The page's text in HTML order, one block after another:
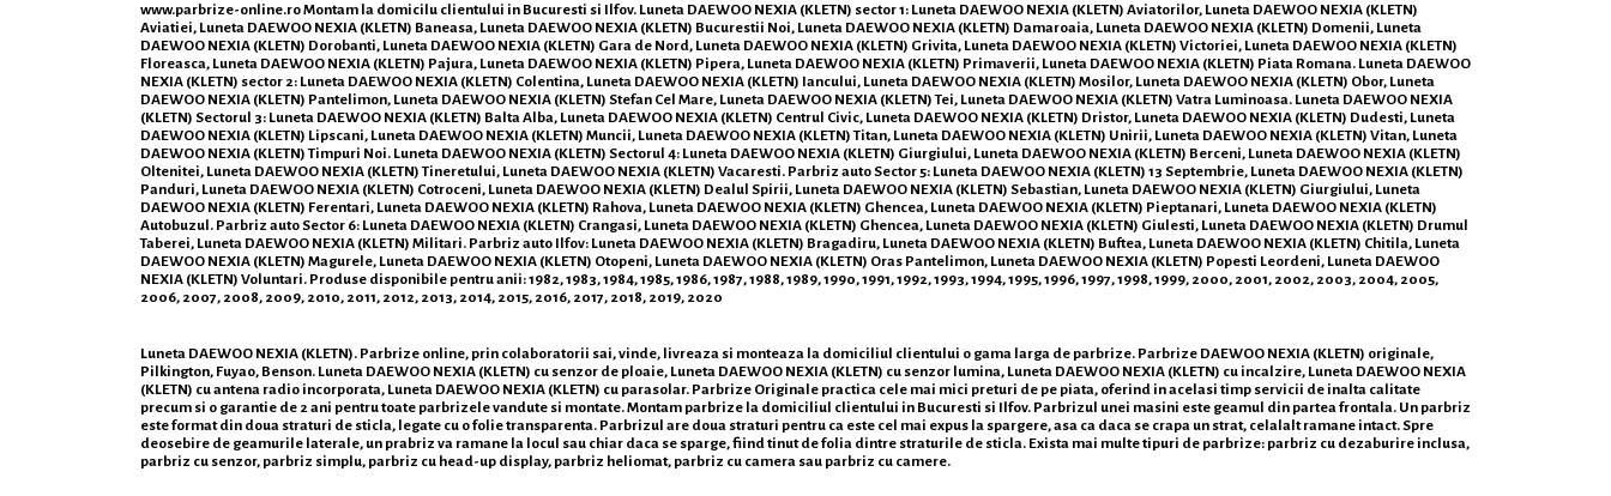
www.parbrize-online.roMontam la domicilu clientului in Bucuresti si Ilfov. Luneta DAEWOO NEXIA (KLETN) sector 1: Luneta DAEWOO NEXIA (KLETN) Aviatorilor, Luneta DAEWOO NEXIA (KLETN)
Aviatiei, Luneta DAEWOO NEXIA (KLETN) Baneasa, Luneta DAEWOO NEXIA (KLETN) Bucurestii Noi, Luneta DAEWOO NEXIA (KLETN) Damaroaia, Luneta DAEWOO NEXIA (KLETN) Domenii, Luneta
DAEWOO NEXIA (KLETN) Dorobanti, Luneta DAEWOO NEXIA (KLETN) Gara de Nord, Luneta DAEWOO NEXIA (KLETN) Grivita, Luneta DAEWOO NEXIA (KLETN) Victoriei, Luneta DAEWOO NEXIA (KLETN)
Floreasca, Luneta DAEWOO NEXIA (KLETN) Pajura, Luneta DAEWOO NEXIA (KLETN) Pipera, Luneta DAEWOO NEXIA (KLETN) Primaverii, Luneta DAEWOO NEXIA (KLETN) Piata Romana. Luneta DAEWOO
NEXIA (KLETN) sector 2: Luneta DAEWOO NEXIA (KLETN) Colentina, Luneta DAEWOO NEXIA (KLETN) Iancului, Luneta DAEWOO NEXIA (KLETN) Mosilor, Luneta DAEWOO NEXIA (KLETN) Obor, Luneta
DAEWOO NEXIA (KLETN) Pantelimon, Luneta DAEWOO NEXIA (KLETN) Stefan Cel Mare, Luneta DAEWOO NEXIA (KLETN) Tei, Luneta DAEWOO NEXIA (KLETN) Vatra Luminoasa. Luneta DAEWOO NEXIA
(KLETN) Sectorul 3: Luneta DAEWOO NEXIA (KLETN) Balta Alba, Luneta DAEWOO NEXIA (KLETN) Centrul Civic, Luneta DAEWOO NEXIA (KLETN) Dristor, Luneta DAEWOO NEXIA (KLETN) Dudesti, Luneta
DAEWOO NEXIA (KLETN) Lipscani, Luneta DAEWOO NEXIA (KLETN) Muncii, Luneta DAEWOO NEXIA (KLETN) Titan, Luneta DAEWOO NEXIA (KLETN) Unirii, Luneta DAEWOO NEXIA (KLETN) Vitan, Luneta
DAEWOO NEXIA (KLETN) Timpuri Noi. Luneta DAEWOO NEXIA (KLETN) Sectorul 4: Luneta DAEWOO NEXIA (KLETN) Giurgiului, Luneta DAEWOO NEXIA (KLETN) Berceni, Luneta DAEWOO NEXIA (KLETN)
Oltenitei, Luneta DAEWOO NEXIA (KLETN) Tineretului, Luneta DAEWOO NEXIA (KLETN) Vacaresti. Parbriz auto Sector 5: Luneta DAEWOO NEXIA (KLETN) 13 Septembrie, Luneta DAEWOO NEXIA (KLETN)
Panduri, Luneta DAEWOO NEXIA (KLETN) Cotroceni, Luneta DAEWOO NEXIA (KLETN) Dealul Spirii, Luneta DAEWOO NEXIA (KLETN) Sebastian, Luneta DAEWOO NEXIA (KLETN) Giurgiului, Luneta
DAEWOO NEXIA (KLETN) Ferentari, Luneta DAEWOO NEXIA (KLETN) Rahova, Luneta DAEWOO NEXIA (KLETN) Ghencea, Luneta DAEWOO NEXIA (KLETN) Pieptanari, Luneta DAEWOO NEXIA (KLETN)
Autobuzul. Parbriz auto Sector 6: Luneta DAEWOO NEXIA (KLETN) Crangasi, Luneta DAEWOO NEXIA (KLETN) Ghencea, Luneta DAEWOO NEXIA (KLETN) Giulesti, Luneta DAEWOO NEXIA (KLETN) Drumul
Taberei, Luneta DAEWOO NEXIA (KLETN) Militari. Parbriz auto Ilfov: Luneta DAEWOO NEXIA (KLETN) Bragadiru, Luneta DAEWOO NEXIA (KLETN) Buftea, Luneta DAEWOO NEXIA (KLETN) Chitila, Luneta
DAEWOO NEXIA (KLETN) Magurele, Luneta DAEWOO NEXIA (KLETN) Otopeni, Luneta DAEWOO NEXIA (KLETN) Oras Pantelimon, Luneta DAEWOO NEXIA (KLETN) Popesti Leordeni, Luneta DAEWOO
NEXIA (KLETN) Voluntari. Produse disponibile pentru anii: 1982, 1983, 1984, 1985, 1986, 1987, 1988, 1989, 1990, 1991, 1992, 1993, 1994, 1995, 1996, 1997, 1998, 1999, 2000, 2001, 2002, 2003, 2004, 2005,
2006, 2007, 2008, 2009, 2010, 2011, 2012, 2013, 2014, 2015, 2016, 2017, 2018, 2019, 2020
Luneta DAEWOO NEXIA (KLETN). Parbrize online, prin colaboratorii sai, vinde, livreaza si monteaza la domiciliul clientului o gama larga de parbrize. Parbrize DAEWOO NEXIA (KLETN) originale,
Pilkington, Fuyao, Benson. Luneta DAEWOO NEXIA (KLETN) cu senzor de ploaie, Luneta DAEWOO NEXIA (KLETN) cu senzor lumina, Luneta DAEWOO NEXIA (KLETN) cu incalzire, Luneta DAEWOO NEXIA
(KLETN) cu antena radio incorporata, Luneta DAEWOO NEXIA (KLETN) cu parasolar. Parbrize Originale practica cele mai mici preturi de pe piata, oferind in acelasi timp servicii de inalta calitate
precum si o garantie de 2 ani pentru toate parbrizele vandute si montate. Montam parbrize la domiciliul clientului in Bucuresti si Ilfov. Parbrizul unei masini este geamul din partea frontala. Un parbriz
este format din doua straturi de sticla, legate cu o folie transparenta. Parbrizul are doua straturi pentru ca este cel mai expus la spargere, asa ca daca se crapa un strat, celalalt ramane intact. Spre
deosebire de geamurile laterale, un prabriz va ramane la locul sau chiar daca se sparge, fiind tinut de folia dintre straturile de sticla. Exista mai multe tipuri de parbrize: parbriz cu dezaburire inclusa,
parbriz cu senzor, parbriz simplu, parbriz cu head-up display, parbriz heliomat, parbriz cu camera sau parbriz cu camere.